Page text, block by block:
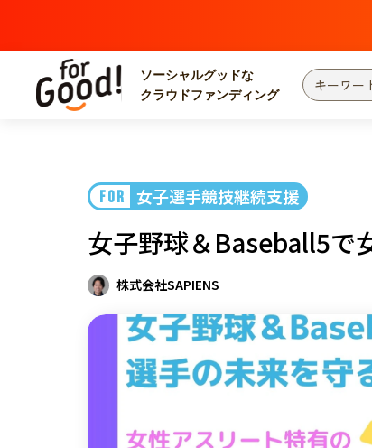
ソーシャルグッドな
クラウドファンディング
カテゴリーからさがす 国際協力
災害
社
地域からさがす
関東
近畿
中国
FOR 女子選手競技継続支援
女子野球＆Baseball5で
株式会社SAPIENS